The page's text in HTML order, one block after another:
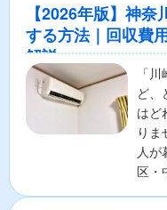
【2026年版】神
する方法｜回収費
解説
「
ど、
はど
り
人
区・